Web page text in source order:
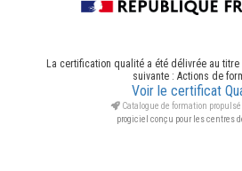
La certification qualité a été délivrée au
suivante : Actions de
Voir le certificat
Catalogue de formation propulsé
progiciel conçu pour les centres